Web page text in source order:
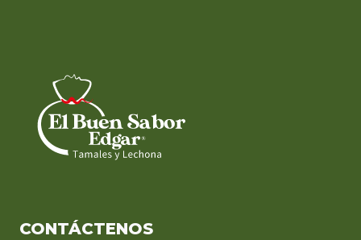
CONTÁCTENOS